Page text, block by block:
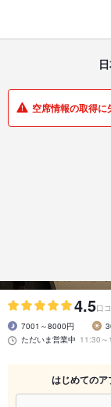
はじ
一覧
4.5口
7001～8000円
ただいま営業中 11:30～
はじめての
空席情報の取得に